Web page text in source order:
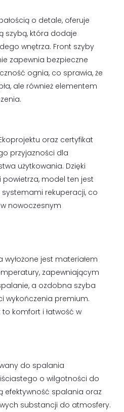
o detale, oferuje
szybą, która dodaje
wnętrza. Front szyby
zapewnia bezpieczne
ognia, co sprawia, że
ale również elementem
oraz certyfikat
przyjazności dla
użytkowania. Dzięki
model ten jest
rekuperacji, co
nowoczesnym
jest materiałem
zapewniającym
a ozdobna szyba
wykończenia premium.
komfort i łatwość w
do spalania
o wilgotności do
efektywność spalania oraz
substancji do atmosfery.